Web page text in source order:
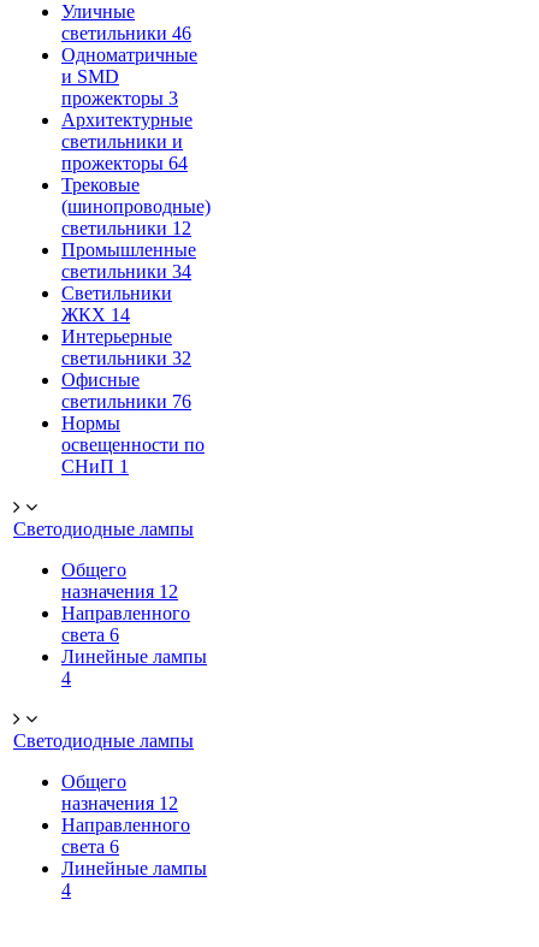
Уличные
светильники 46
Одноматричные
и SMD
прожекторы 3
Архитектурные
светильники и
прожекторы 64
Трековые
(шинопроводные)
светильники 12
Промышленные
светильники 34
Светильники
ЖКХ 14
Интерьерные
светильники 32
Офисные
светильники 76
Нормы
освещенности по
СНиП 1
Светодиодные лампы
Общего
назначения 12
Направленного
света 6
Линейные лампы
4
Светодиодные лампы
Общего
назначения 12
Направленного
света 6
Линейные лампы
4